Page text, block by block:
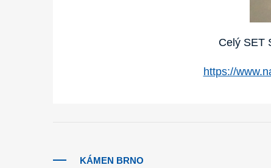
Celý SET
https://
KÁMEN BRNO